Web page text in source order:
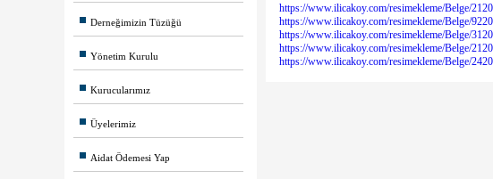
Derneğimizin Tüzüğü
Yönetim Kurulu
Kurucularımız
Üyelerimiz
Aidat Ödemesi Yap
https://www.ilicakoy.com/resimekleme/Belge/
https://www.ilicakoy.com/resimekleme/Belge/
https://www.ilicakoy.com/resimekleme/Belge/
https://www.ilicakoy.com/resimekleme/Belge/
https://www.ilicakoy.com/resimekleme/Belge/